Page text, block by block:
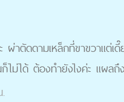
าตัดดามเหล็กที่ขาขวาแต่เดี๊
ไม่ได้ ต้องทำยังไงค่ะ แผล